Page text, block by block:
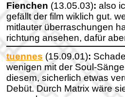
Fienchen (13.05.03): also
gefällt der film wiklich gut.
mitlauter überraschungen
richtung ansehen, dafür
tuennes (15.09.01):
wenigen mit der Soul-
diesem, sicherlich etwas
Debüt. Durch Matrix wäre